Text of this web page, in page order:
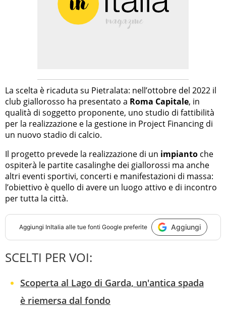
La scelta è ricaduta su Pietralata: nell’ottobre del 2022 il
club giallorosso ha presentato a Roma Capitale, in
qualità di soggetto proponente, uno studio di fattibilità
per la realizzazione e la gestione in Project Financing di
un nuovo stadio di calcio.
Il progetto prevede la realizzazione di un impianto che
ospiterà le partite casalinghe dei giallorossi ma anche
altri eventi sportivi, concerti e manifestazioni di massa:
l’obiettivo è quello di avere un luogo attivo e di incontro
per tutta la città.
Aggiungi InItalia alle tue fonti Google preferite Aggiungi
SCELTI PER VOI:
Scoperta al Lago di Garda, un'antica spada
è riemersa dal fondo